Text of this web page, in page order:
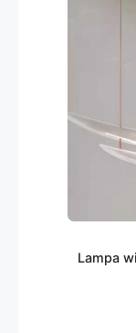
Lampa